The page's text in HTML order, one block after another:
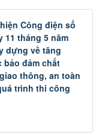
Công điện số
11 tháng 5 năm
dựng về tăng
đảm chất
thông, an toàn
trình thi công